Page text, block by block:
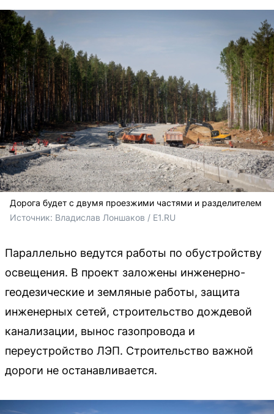
Дорога будет с двумя проезжими частями и разделителем
Источник: Владислав Лоншаков / E1.RU
Параллельно ведутся работы по обустройству
освещения. В проект заложены инженерно-
геодезические и земляные работы, защита
инженерных сетей, строительство дождевой
канализации, вынос газопровода и
переустройство ЛЭП. Строительство важной
дороги не останавливается.